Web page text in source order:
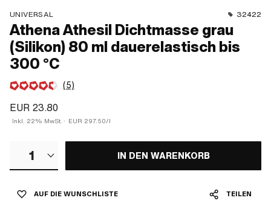
UNIVERSAL 32422
Athena Athesil Dichtmasse grau
(Silikon) 80 ml dauerelastisch bis
300 °C
(5)
EUR 23.80
Inkl. 22% MwSt. · EUR 297.50/l
1 IN DEN WARENKORB
AUF DIE WUNSCHLISTE TEILEN